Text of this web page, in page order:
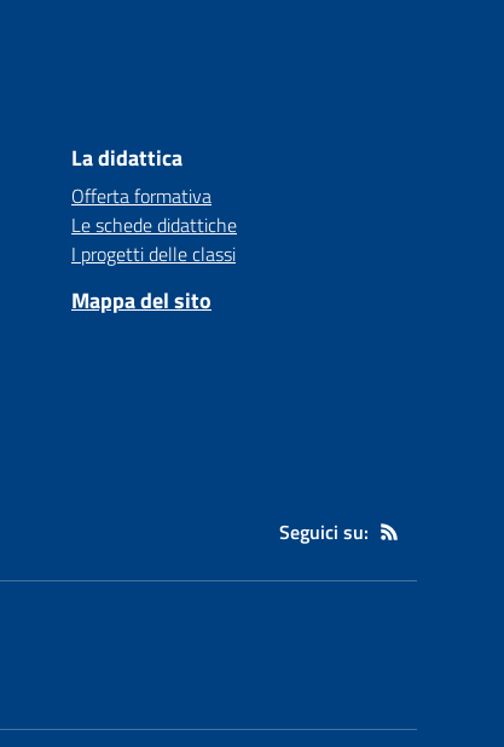
La didattica
Offerta formativa
Le schede didattiche
I progetti delle classi
Mappa del sito
Seguici su: